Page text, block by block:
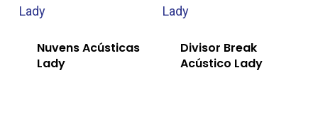
Nuvens Acústicas
Lady
Divisor Break
Acústico Lady